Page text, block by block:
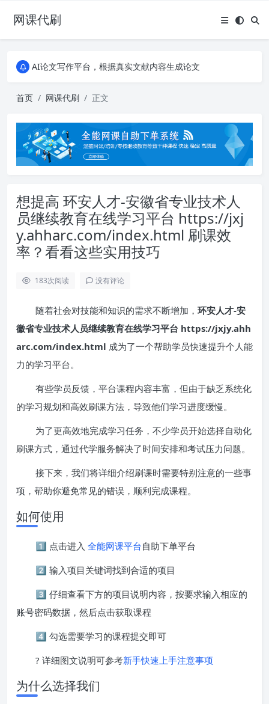
网课代刷
AI论文写作平台，根据真实文献内容生成论文
全能网课平台，大学生网课、成教、培训、继续教育。现已接入代刷代考项目3000+
全能网课平台，大学生网课、成教、培训、继续教育。现已接入代刷代考项目3000+
首页 网课代刷 正文
想提高 环安人才-安徽省专业技术人
员继续教育在线学习平台 https://jxj
y.ahharc.com/index.html 刷课效
率？看看这些实用技巧
183次阅读 没有评论
随着社会对技能和知识的需求不断增加， 环安人才-安
徽省专业技术人员继续教育在线学习平台 https://jxjy.ahh
arc.com/index.html 成为了一个帮助学员快速提升个人能
力的学习平台。
有些学员反馈，平台课程内容丰富，但由于缺乏系统化
的学习规划和高效刷课方法，导致他们学习进度缓慢。
为了更高效地完成学习任务，不少学员开始选择自动化
刷课方式，通过代学服务解决了时间安排和考试压力问题。
接下来，我们将详细介绍刷课时需要特别注意的一些事
项，帮助你避免常见的错误，顺利完成课程。
如何使用
1️⃣ 点击进入 全能网课平台自助下单平台
2️⃣ 输入项目关键词找到合适的项目
3️⃣ 仔细查看下方的项目说明内容，按要求输入相应的
账号密码数据，然后点击获取课程
4️⃣ 勾选需要学习的课程提交即可
? 详细图文说明可参考新手快速上手注意事项
为什么选择我们